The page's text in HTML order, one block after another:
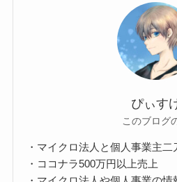
ぴぃす
このブログ
・マイクロ法人と個人事業主
・ココナラ500万円以上売上